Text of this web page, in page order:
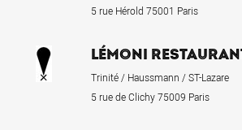
5 rue Hérold 75001 Paris
LÉMONI
Trinité / Haussmann / ST-Lazare
5 rue de Clichy 75009 Paris